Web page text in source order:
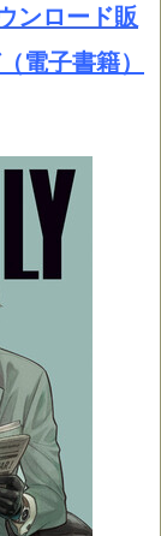
ンロード販
電子書籍）